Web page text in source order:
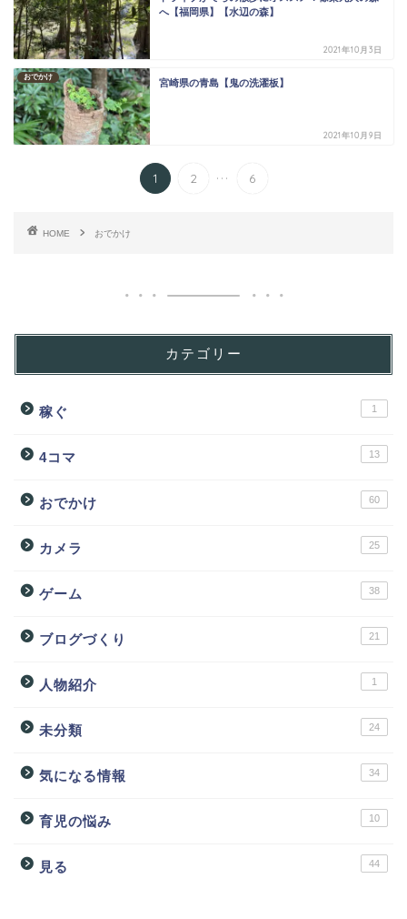
へ【福岡県】【水辺の森】
2021年10月3日
おでかけ
宮崎県の青島【鬼の洗濯板】
2021年10月9日
1 2 ... 6
HOME おでかけ
カテゴリー
稼ぐ 1
4コマ 13
おでかけ 60
カメラ 25
ゲーム 38
ブログづくり 21
人物紹介 1
未分類 24
気になる情報 34
育児の悩み 10
見る 44